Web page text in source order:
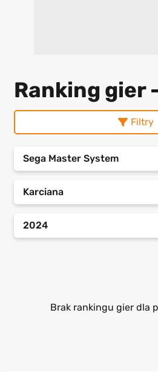
Ranking gier
Filtry
Sega Master System
Karciana
2024
Brak rankingu gier dla